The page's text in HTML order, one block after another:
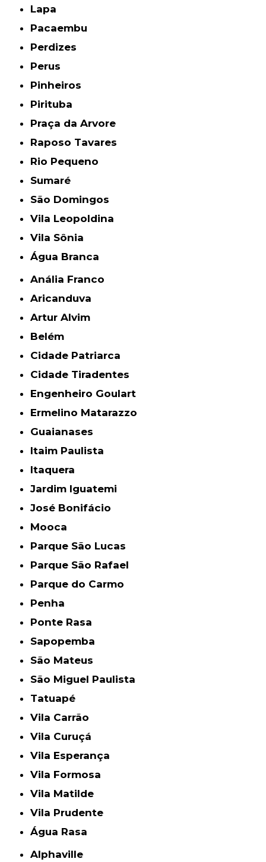
Lapa
Pacaembu
Perdizes
Perus
Pinheiros
Pirituba
Praça da Arvore
Raposo Tavares
Rio Pequeno
Sumaré
São Domingos
Vila Leopoldina
Vila Sônia
Água Branca
Anália Franco
Aricanduva
Artur Alvim
Belém
Cidade Patriarca
Cidade Tiradentes
Engenheiro Goulart
Ermelino Matarazzo
Guaianases
Itaim Paulista
Itaquera
Jardim Iguatemi
José Bonifácio
Mooca
Parque São Lucas
Parque São Rafael
Parque do Carmo
Penha
Ponte Rasa
Sapopemba
São Mateus
São Miguel Paulista
Tatuapé
Vila Carrão
Vila Curuçá
Vila Esperança
Vila Formosa
Vila Matilde
Vila Prudente
Água Rasa
Alphaville